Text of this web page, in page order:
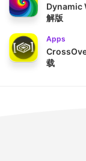
Dynamic
解版
Apps
载